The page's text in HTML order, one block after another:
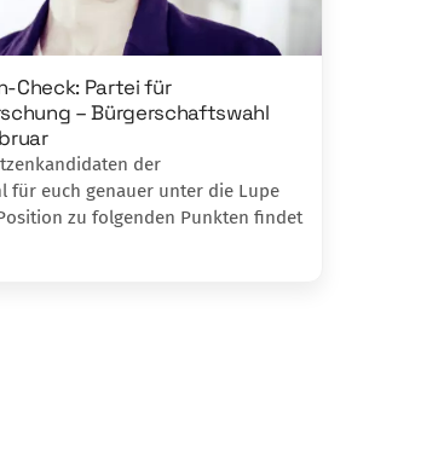
Check: Partei für
– Bürgerschaftswahl
der
für euch genauer unter die Lupe
zu folgenden Punkten findet